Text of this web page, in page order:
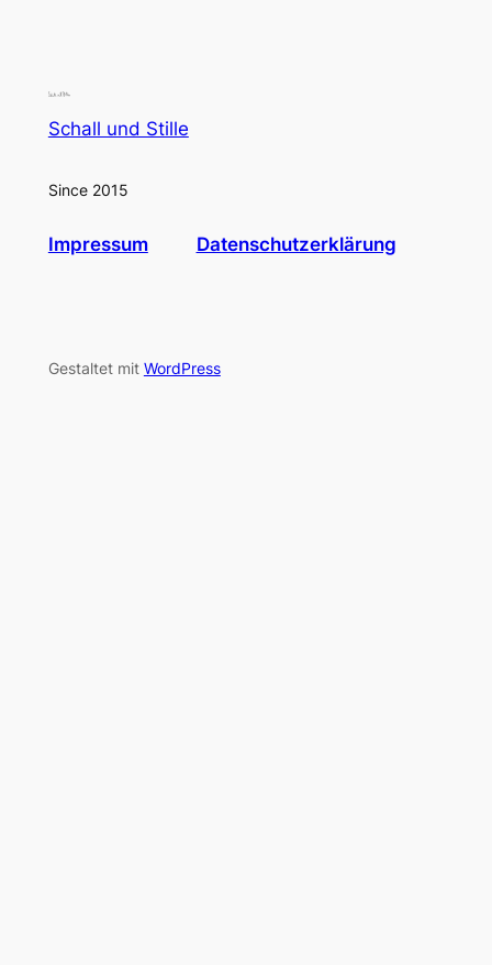
Schall und Stille
Since 2015
Impressum Datenschutzerklärung
Gestaltet mit WordPress